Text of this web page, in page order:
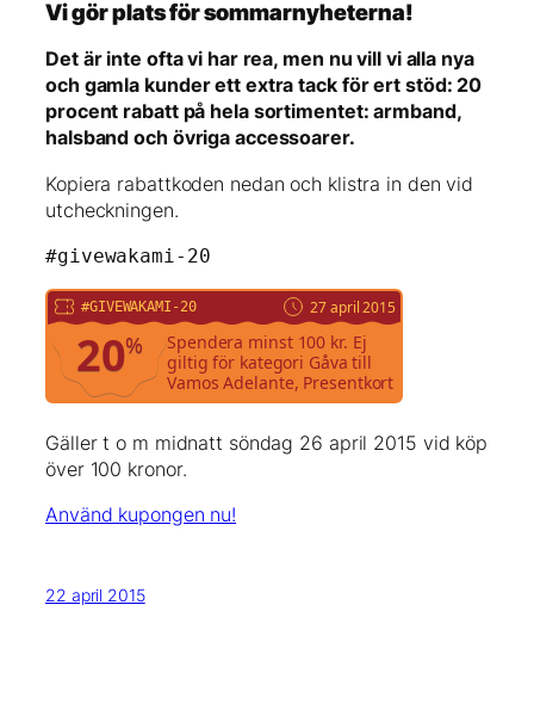
Vi gör plats för sommarnyheterna!
Det är inte ofta vi har rea, men nu vill vi alla nya
och gamla kunder ett extra tack för ert stöd: 20
procent rabatt på hela sortimentet: armband,
halsband och övriga accessoarer.
Kopiera rabattkoden nedan och klistra in den vid
utcheckningen.
#givewakami-20
#GIVEWAKAMI-20 27 april 2015
20%
Spendera minst 100 kr. Ej
giltig för kategori Gåva till
Vamos Adelante, Presentkort
Gäller t o m midnatt söndag 26 april 2015 vid köp
över 100 kronor.
Använd kupongen nu!
22 april 2015